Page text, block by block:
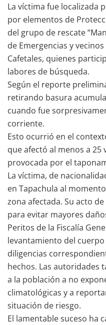
La víctima fue localizada
por elementos de
del grupo de rescate
de Emergencias y
Cafetales, quienes
labores de búsqueda.
Según el reporte
retirando basura
cuando fue
corriente.
Esto ocurrió en el
que afectó al menos a 25
provocada por el
La víctima, de
en Tapachula al
zona afectada. Su acto
para evitar mayores
Peritos de la Fiscalía
levantamiento del
diligencias
hechos. Las autoridades
a la población a no
climatológicas y a
situación de riesgo.
El lamentable suceso ha